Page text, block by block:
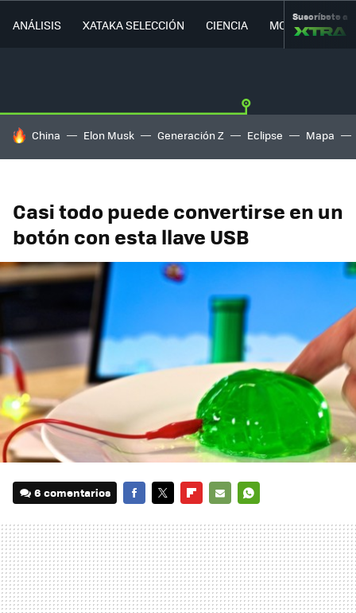
ANÁLISIS XATAKA SELECCIÓN CIENCIA MOVILIDAD
Suscríbete a
HOY SE HABLA DE
China Elon Musk Generación Z Eclipse Mapa
Casi todo puede convertirse en un
botón con esta llave USB
6 comentarios
MAIL